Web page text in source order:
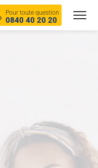
Pour toute question
0840 40 20 20